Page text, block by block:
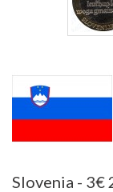
Slovenia - 3€